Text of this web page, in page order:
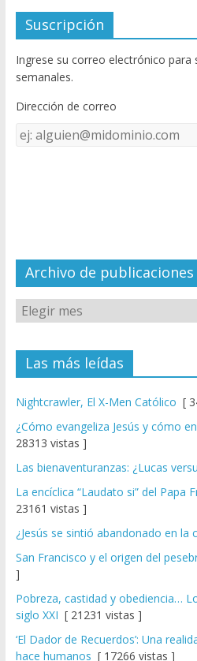
e
b
o
o
k
itt
er
u
T
u
e
C
el
Suscripción
Ingrese su correo electrónico para
semanales.
Dirección de correo
Dirección
de
Archivo de publicaciones
Las más leídas
Nightcrawler, El X-Men Católico [
¿Cómo evangeliza Jesús y cómo
28313 vistas ]
Las bienaventuranzas: ¿Lucas
La encíclica “Laudato si” del Papa
23161 vistas ]
¿Jesús se sintió abandonado en la
San Francisco y el origen del
]
Pobreza, castidad y obediencia…
siglo XXI [ 21231 vistas ]
‘El Dador de Recuerdos’: Una
hace humanos [ 17266 vistas ]